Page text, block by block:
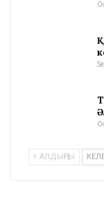
АЛДЫҢҒЫ